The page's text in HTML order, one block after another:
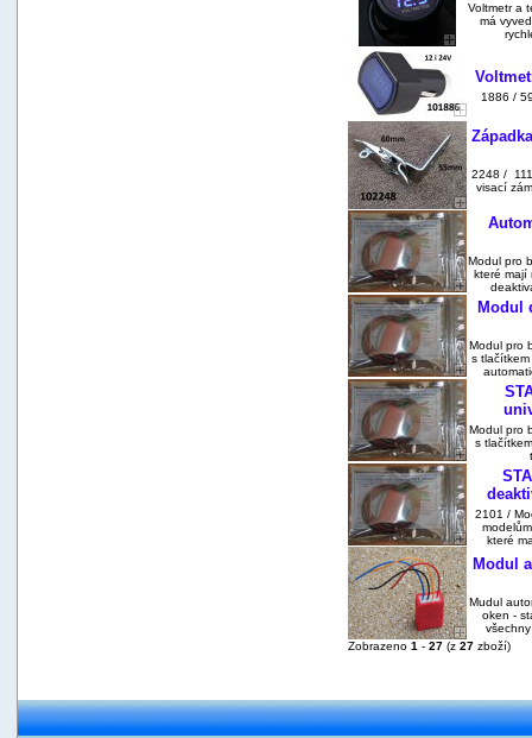
Voltmetr a
má
1886 /
2248 /
visací
Modul pro
které mají
Modul
Modul pro
s
Modul pro
s
2101 /
které
Modul
Mudul
oken -
Zobrazeno 1 - 27 (z 27 zboží)